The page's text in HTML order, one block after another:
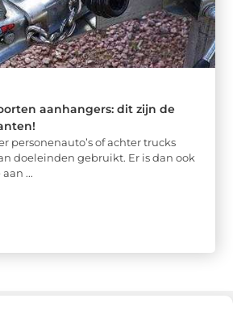
aanhangers: dit zijn de
personenauto’s of achter trucks
doeleinden gebruikt. Er is dan ook
...